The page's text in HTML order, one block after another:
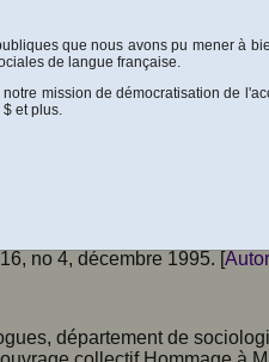
sociales”. Un article
Forgues, “
La sociologie
la revue Cahiers
de M. Éric Forgues le
no 4, décembre 1995. [
département de
que nous avons pu mener à
de langue française.
mission de démocratisation de
et plus.